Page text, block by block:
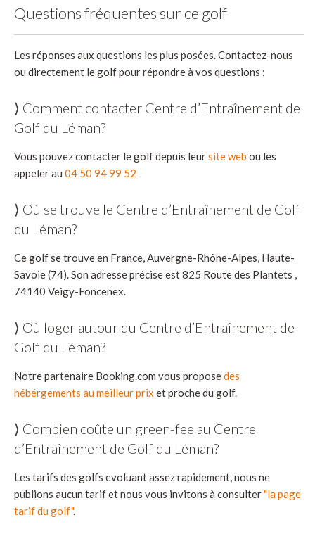
Questions fréquentes sur ce golf
Les réponses aux questions les plus posées. Contactez-nous
ou directement le golf pour répondre à vos questions :
⟩ Comment contacter Centre d’Entraînement de
Golf du Léman?
Vous pouvez contacter le golf depuis leursite web ou les
appeler au 04 50 94 99 52
⟩ Où se trouve le Centre d’Entraînement de Golf
du Léman?
Ce golf se trouve en France, Auvergne-Rhône-Alpes, Haute-
Savoie (74). Son adresse précise est 825 Route des Plantets ,
74140 Veigy-Foncenex.
⟩ Où loger autour du Centre d’Entraînement de
Golf du Léman?
Notre partenaire Booking.com vous proposedes
hébérgements au meilleur prix et proche du golf.
⟩ Combien coûte un green-fee au Centre
d’Entraînement de Golf du Léman?
Les tarifs des golfs evoluant assez rapidement, nous ne
publions aucun tarif et nous vous invitons à consulter"la page
tarif du golf".